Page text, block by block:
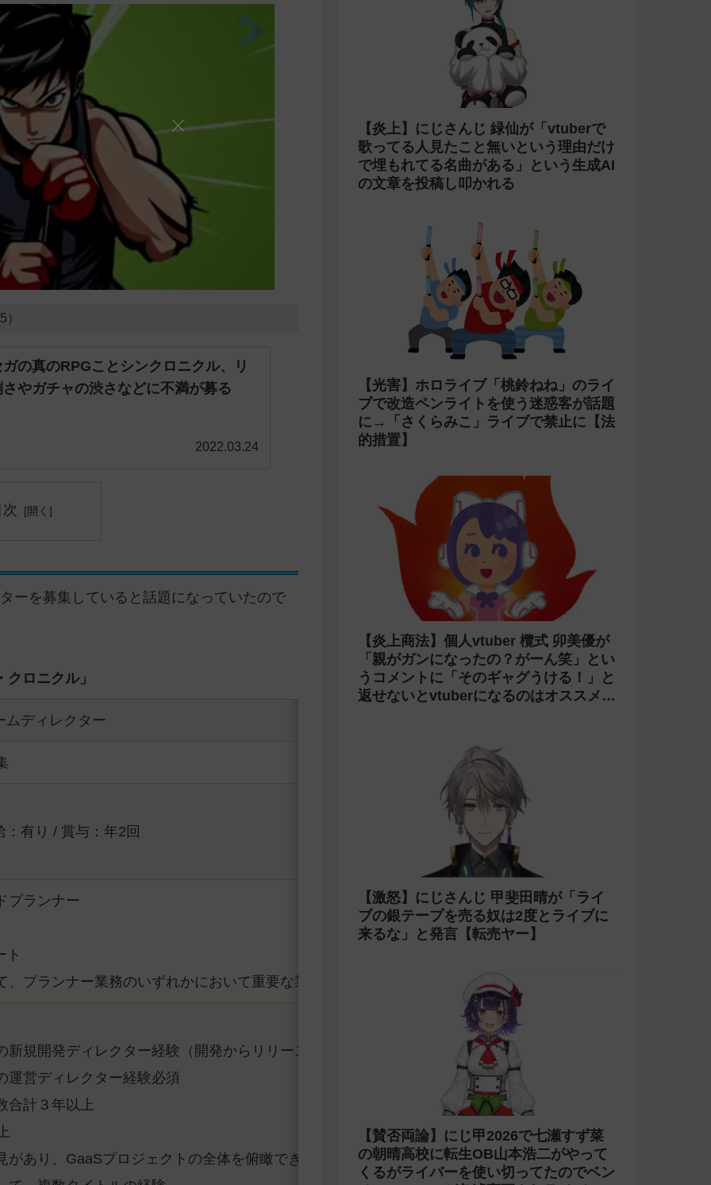
の真のRPGことシンクロニクル、リ
やガチャの渋さなどに不満が募る
2022.03.24
ーを募集していると話題になっていたので
ロニクル」
ムディレクター
有り / 賞与：年2回
プランナー
ト
プランナー業務のいずれかにおいて重要な業務を担当していただきます。
規開発ディレクター経験（開発からリリースまで）必須
営ディレクター経験必須
計３年以上
あり、GaaSプロジェクトの全体を俯瞰できること
【炎上】にじさんじ 緑仙が「vtuberで
歌ってる人見たこと無いという理由だけ
で埋もれてる名曲がある」という生成AI
の文章を投稿し叩かれる
【光害】ホロライブ「桃鈴ねね」のライ
ブで改造ペンライトを使う迷惑客が話題
に→「さくらみこ」ライブで禁止に【法
的措置】
【炎上商法】個人vtuber 欖式 卯美優が
「親がガンになったの？がーん笑」とい
うコメントに「そのギャグうける！」と
返せないとvtuberになるのはオススメし
【激怒】にじさんじ 甲斐田晴が「ライ
ブの銀テープを売る奴は2度とライブに
来るな」と発言【転売ヤー】
【賛否両論】にじ甲2026で七瀬すず菜
の朝晴高校に転生OB山本浩二がやって
くるがライバーを使い切ってたのでベン